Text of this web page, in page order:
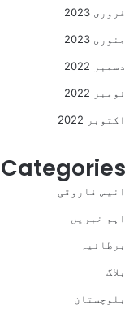
فروری 2023
جنوری 2023
دسمبر 2022
نومبر 2022
اکتوبر 2022
Categories
انیس فاروقی
اہم خبریں
برطانیہ
بلاگ
بلوچستان